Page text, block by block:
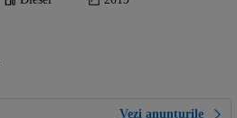
Vezi anunțurile